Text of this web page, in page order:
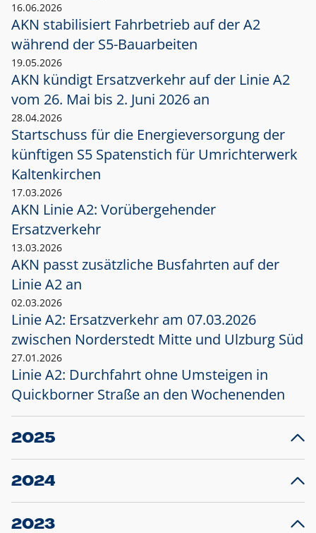
16.06.2026
AKN stabilisiert Fahrbetrieb auf der A2
während der S5-Bauarbeiten
19.05.2026
AKN kündigt Ersatzverkehr auf der Linie A2
vom 26. Mai bis 2. Juni 2026 an
28.04.2026
Startschuss für die Energieversorgung der
künftigen S5 Spatenstich für Umrichterwerk
Kaltenkirchen
17.03.2026
AKN Linie A2: Vorübergehender
Ersatzverkehr
13.03.2026
AKN passt zusätzliche Busfahrten auf der
Linie A2 an
02.03.2026
Linie A2: Ersatzverkehr am 07.03.2026
zwischen Norderstedt Mitte und Ulzburg Süd
27.01.2026
Linie A2: Durchfahrt ohne Umsteigen in
Quickborner Straße an den Wochenenden
2025
23.12.2025
Projekt S5: Start der Bauarbeiten am
2024
10.12.2024
Großprojekt S5: Sperrung der Bahnstraße in
2023